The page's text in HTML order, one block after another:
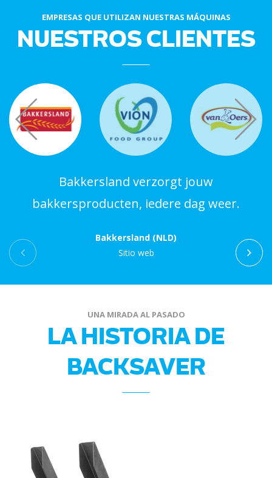
EMPRESAS QUE UTILIZAN NUESTRAS MÁQUINAS
NUESTROS CLIENTES
Bakkersland verzorgt jouw
bakkersproducten, iedere dag weer.
Bakkersland (NLD)
Sitio web
UNA MIRADA AL PASADO
LA HISTORIA DE
BACKSAVER